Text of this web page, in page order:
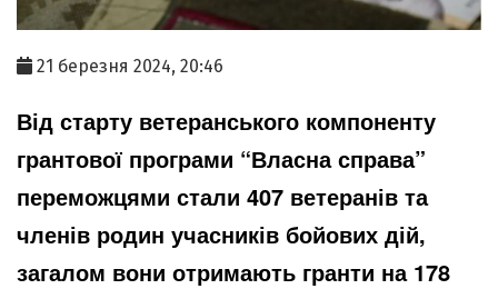
21 березня 2024, 20:46
Від старту ветеранського компоненту
грантової програми “Власна справа”
переможцями стали 407 ветеранів та
членів родин учасників бойових дій,
загалом вони отримають гранти на 178